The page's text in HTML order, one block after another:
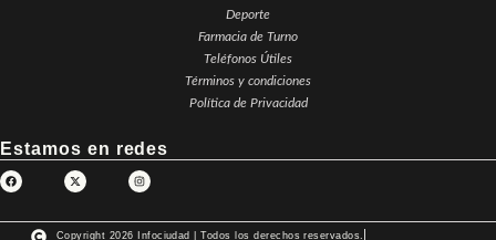
Deporte
Farmacia de Turno
Teléfonos Útiles
Términos y condiciones
Política de Privacidad
Estamos en redes
Copyright 2026 Infociudad | Todos los derechos reservados.